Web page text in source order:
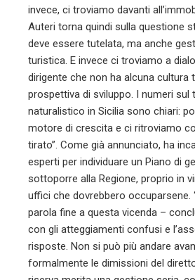
invece, ci troviamo davanti
Auteri torna quindi sulla questione
deve essere tutelata, ma anche
turistica. E invece ci troviamo a
dirigente che non ha alcuna cultura
prospettiva di sviluppo. I numeri sul
naturalistico in Sicilia sono chiari:
motore di crescita e ci ritroviamo
tirato”. Come già annunciato, ha
esperti per individuare un Piano di
sottoporre alla Regione, proprio in
uffici che dovrebbero occuparsene.
parola fine a questa vicenda –
con gli atteggiamenti confusi e
risposte. Non si può più andare
formalmente le dimissioni del